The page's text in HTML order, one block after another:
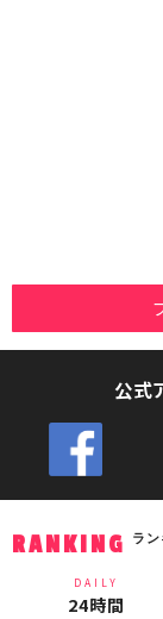
公式
RANKING ラ
DAILY
24時間